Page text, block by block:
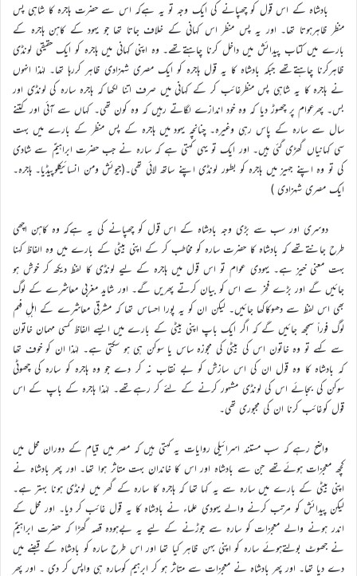
بادشاہ کے اس قول کو چھپانے کی ایک وجہ تو یہ ہےکہ اس سے حضرت ہاجرہ کا شاہی پس
منظر ظاہرہوتا تھا۔ اور یہ پس منظر اس کہانی کے خلاف جاتا تھا جو یہود کے کاہن ہاجرہ کے
بارے میں کتاب پیدائش میں داخل کرنا چاہتےتھے۔ وہ اپنی کہانی میں ہاجرہ کو ایک حقیقی لونڈی
ظاہرکرنا چاہتےتھے جبکہ بادشاہ کا یہ قول ہاجرہ کو ایک مصری شہزادی ظاہر کررہا تھا۔ لہٰذا انہوں
نے ہاجرہ کا یہ شاہی پس منظرغائب کر کے کہانی میں صرف اتنا لکھا کہ ہاجرہ سارہ کی لونڈی اور
بس۔ پھرعوام پر چھوڑ دیا کہ وہ خود اندازے لگاتے رہیں کہ وہ کون تھی۔ کہاں سے آئی اور کتنے
سال سے سارہ کے پاس رہی وغیرہ۔ چنانچہ یہود میں ہاجرہ کے پس منظر کے بارے میں بہت
سی کہانیاں گھڑی گئی ہیں۔ اور ایک تو یہی کہتی ہے کہ سارہ نے جب حضرت ابراہیمؑ سے شادی
کی تو وہ اپنے جہیز میں ہاجرہ کو بطور لونڈی اپنے ساتھ لائی تھی۔(جیوئش ومن انسائیکلوپیڈیا۔ ہاجرہ۔
ایک مصری شہزادی )
دوسری اور سب سے بڑی وجہ بادشاہ کے اس قول کو چھپانے کی یہ ہےکہ وہ کاہن اچھی
طرح جانتےتھے کہ بادشاہ کا حضرت سارہ کو مخاطب کر کے اپنی بیٹی کے بارے میں وہ الفاظ کہنا
بہت معنی خیز ہے۔ یہودی عوام تو اس قول میں ہاجرہ کے لیے لونڈی کا لفظ دیکھ کر خوش ہو
جائیں گے اور بڑے فخر سے اس کو بیان کرتے پھریں گے۔ اور شاید مغربی معاشرے کے لوگ
بھی اس لفظ سے دھوکاکھا جائیں۔ لیکن ان کو یہ پورا احساس تھا کہ مشرقی معاشرے کے اہلِ فہم
لوگ فوراً سمجھ جائیں گے کہ اگر ایک باپ اپنی بیٹی کے بارے میں ایسے الفاظ کسی مہمان خاتون
سے کہے تو وہ خاتون اس کی بیٹی کی مجوزہ ساس یا سوکن ہی ہو سکتی ہے۔ لہٰذا ان کو خوف تھا
کہ بادشاہ کا وہ قول ان کی اس سازش کو بے نقاب نہ کر دے جو وہ ہاجرہ کو سارہ کی چھوٹی
سوکن کی بجائے اس کی لونڈی مشہور کرنے کے لئے کر رہےتھے۔ لہٰذا ہاجرہ کے باپ کے اس
قول کوغائب کرنا ان کی مجبوری تھی۔
واضح رہے کہ سب مستند اسرائیلی روایات یہ کہتی ہیں کہ مصر میں قیام کے دوران محل میں
کچھ معجزات ہوئےتھے جن سے بادشاہ اور اس کا خاندان بہت متاثر ہوا تھا۔ اور پھر بادشاہ نے
اپنی بیٹی کے بارے میں سارہ سے یہ کہا تھا کہ ہاجرہ کا سارہ کے گھر میں لونڈی ہونا بہتر ہے۔
لیکن پیدائش کو مرتب کرنے والے یہودی علماء نے بادشاہ کا یہ قول غائب کر دیا۔ اور محل کے
اندر ہونے والے معجزات کو سارہ سے جوڑنے کے لیے یہ بےہودہ قصہ گھڑا کہ حضرت ابراہیمؑ
نے جھوٹ بولتےہوئے سارہ کو اپنی بہن ظاہر کیا تھا اور اس طرح سارہ کو بادشاہ کے قبضے میں
دے دیا تھا۔ اور پھر بادشاہ نے معجزات سے متاثر ہو کر ابرہیم کوسارہ ہی واپس کر دی ۔ اور پھر